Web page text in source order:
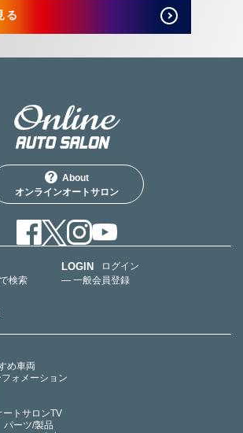
る
About
オンラインオートサロン
検索
LOGIN
ログイン
— 一般会員登録
め車両
ォメーション
ートサロンTV
パーツ/製品